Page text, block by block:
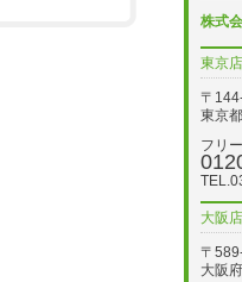
株式
東京店
〒
東京
フリ
大阪店
〒
大阪